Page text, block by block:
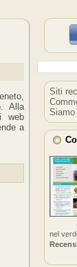
Alla
web
a
Siti
Siamo
nel